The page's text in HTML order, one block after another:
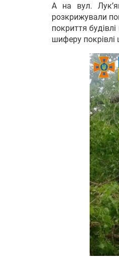
А на вул.
розкрижували
покриття
шиферу